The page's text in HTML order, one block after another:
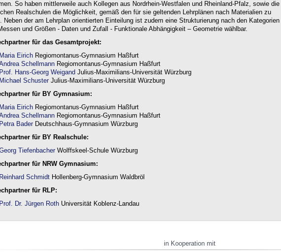
So haben mittlerweile auch Kollegen aus Nordrhein-Westfalen und Rheinland-Pfalz, sowie die
Realschulen die Möglichkeit, gemäß den für sie geltenden Lehrplänen nach Materialien zu
Neben der am Lehrplan orientierten Einteilung ist zudem eine Strukturierung nach den Kategorien
und Größen - Daten und Zufall - Funktionale Abhängigkeit – Geometrie wählbar.
für das Gesamtprojekt:
Maria Eirich Regiomontanus-Gymnasium Haßfurt
Schellmann Regiomontanus-Gymnasium Haßfurt
Prof. Hans-Georg Weigand Julius-Maximilians-Universität Würzburg
Michael Schuster Julius-Maximilians-Universität Würzburg
für BY Gymnasium:
Maria Eirich Regiomontanus-Gymnasium Haßfurt
Schellmann Regiomontanus-Gymnasium Haßfurt
Petra Bader Deutschhaus-Gymnasium Würzburg
für BY Realschule:
Tiefenbacher Wolffskeel-Schule Würzburg
für NRW Gymnasium:
Reinhard Schmidt Hollenberg-Gymnasium Waldbröl
für RLP:
Prof. Dr. Jürgen Roth Universität Koblenz-Landau
in Kooperation mit